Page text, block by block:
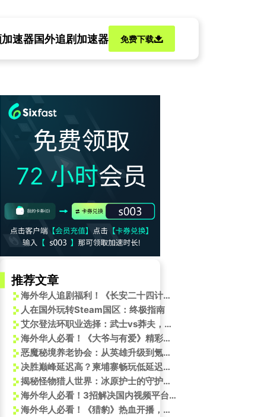
速器国外追剧加速器 免费下载
推荐文章
海外华人追剧福利！《长安二十四计》12月12日开播，手把手教你解锁咪咕视频地区限制
人在国外玩转Steam国区：终极指南
艾尔登法环职业选择：武士vs莽夫，谁更适合你？
海外华人必看！《大爷与有爱》精彩瞬间回顾，教你如何突破地区限制追剧
恶魔秘境养老协会：从英雄升级到氪金技巧，全面攻略指南
决胜巅峰延迟高？柬埔寨畅玩低延迟攻略
揭秘怪物猎人世界：冰原护士的守护与价值
海外华人必看！3招解决国内视频平台地区限制，畅享《英雄联盟》绽灵节新内容
海外华人必看！《猎豹》热血开播，教你如何突破地区限制追剧无压力